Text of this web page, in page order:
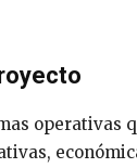
operativas